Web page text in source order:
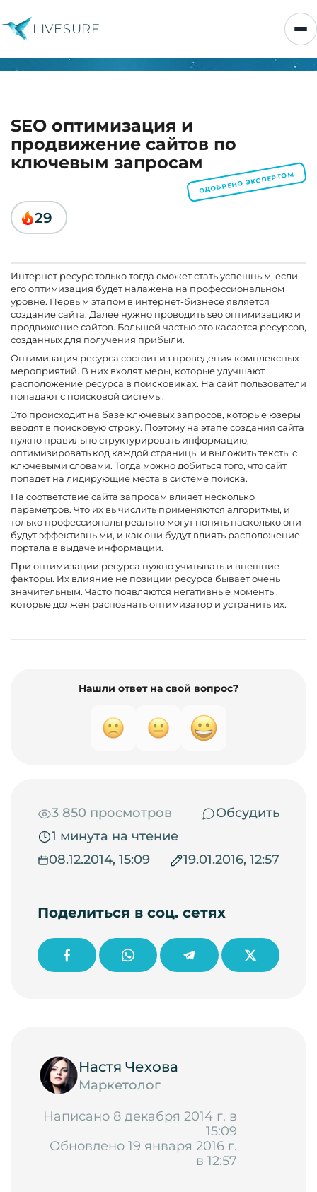
LIVESURF
SEO оптимизация и
продвижение сайтов по
ключевым запросам
ОДОБРЕНО ЭКСПЕРТОМ
29
Интернет ресурс только тогда сможет стать успешным, если
его оптимизация будет налажена на профессиональном
уровне. Первым этапом в интернет-бизнесе является
создание сайта. Далее нужно проводить seo оптимизацию и
продвижение сайтов. Большей частью это касается ресурсов,
созданных для получения прибыли.
Оптимизация ресурса состоит из проведения комплексных
мероприятий. В них входят меры, которые улучшают
расположение ресурса в поисковиках. На сайт пользователи
попадают с поисковой системы.
Это происходит на базе ключевых запросов, которые юзеры
вводят в поисковую строку. Поэтому на этапе создания сайта
нужно правильно структурировать информацию,
оптимизировать код каждой страницы и выложить тексты с
ключевыми словами. Тогда можно добиться того, что сайт
попадет на лидирующие места в системе поиска.
На соответствие сайта запросам влияет несколько
параметров. Что их вычислить применяются алгоритмы, и
только профессионалы реально могут понять насколько они
будут эффективными, и как они будут влиять расположение
портала в выдаче информации.
При оптимизации ресурса нужно учитывать и внешние
факторы. Их влияние не позиции ресурса бывает очень
значительным. Часто появляются негативные моменты,
которые должен распознать оптимизатор и устранить их.
Нашли ответ на свой вопрос?
3 850 просмотров
Обсудить
1 минута на чтение
08.12.2014, 15:09
19.01.2016, 12:57
Поделиться в соц. сетях
Настя Чехова
Маркетолог
Написано 8 декабря 2014 г. в
15:09
Обновлено 19 января 2016 г.
в 12:57